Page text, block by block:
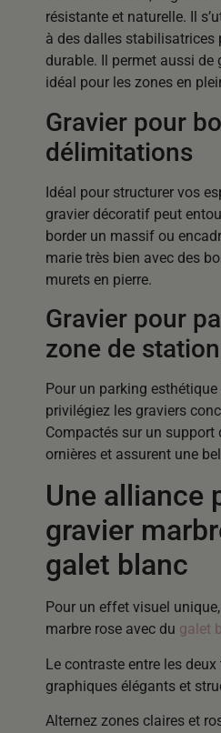
résistante et naturelle. Il
à des dalles stabilisatrices
durable. Il permet aussi de
idéal pour les zones en
Gravier pour
délimitations
Idéal pour structurer vos
gravier décoratif peut
border un massif ou
marie très bien avec des
murets en pierre.
Gravier pour
zone de
Pour un parking
privilégiez les graviers
Compactés sur un
ornières et assurent une
Une alliance
gravier
galet blanc
Pour un effet visuel
marbre rose avec du galet
Le contraste entre les
graphiques élégants et
Alternez zones claires et